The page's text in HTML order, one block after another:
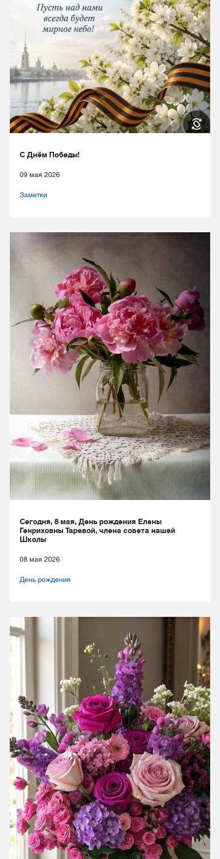
С Днём Победы!
09 мая 2026
Заметки
Сегодня, 8 мая, День рождения Елены
Генриховны Таревой, члена совета нашей
Школы
08 мая 2026
День рождения